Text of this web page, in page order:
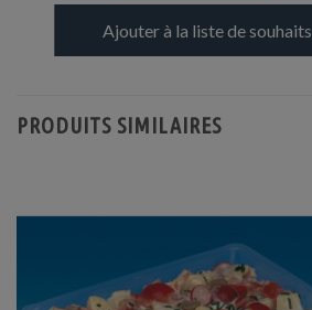
Ajouter à la liste de souhaits
PRODUITS SIMILAIRES